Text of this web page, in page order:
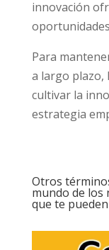
innovación
Para
a largo plazo,
cultivar la
estrategia
Otros
mundo de los
que te